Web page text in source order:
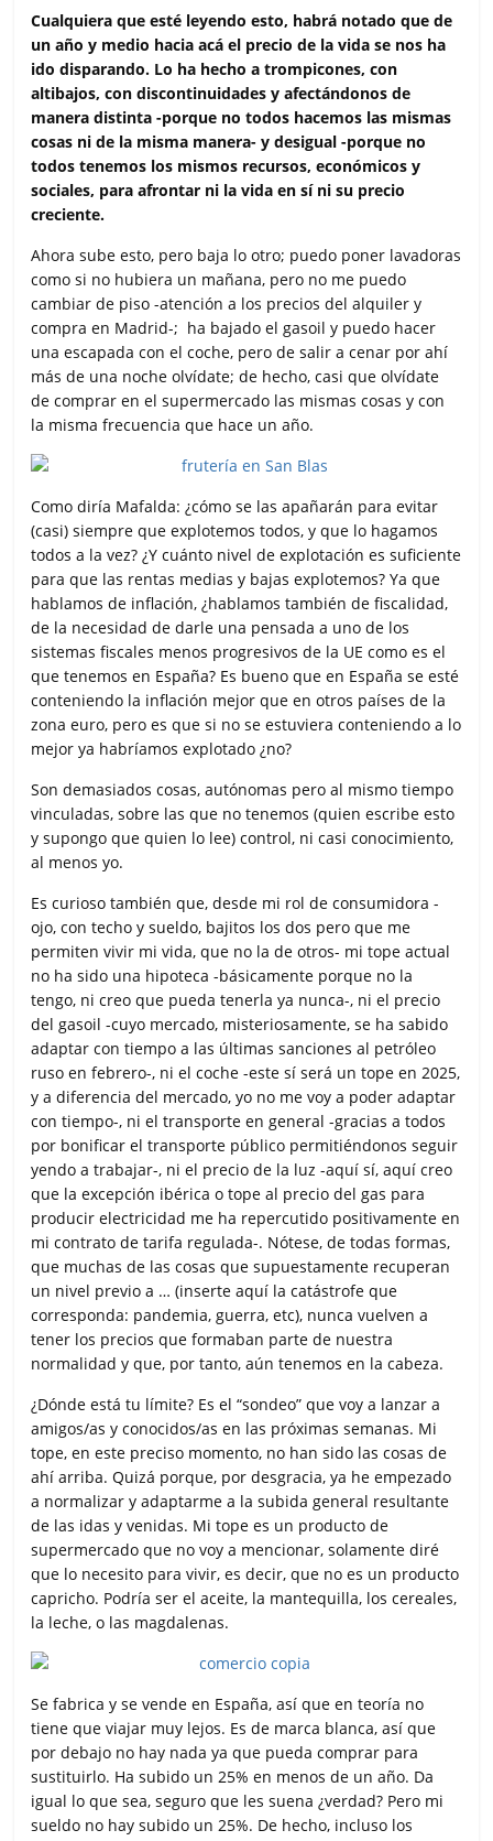
c
e
b
o
k
i
t
t
e
r
a
t
s
A
p
p
a
m
p
a
r
i
r
Cualquiera que esté leyendo esto, habrá notado que de
un año y medio hacia acá el precio de la vida se nos ha
ido disparando. Lo ha hecho a trompicones, con
altibajos, con discontinuidades y afectándonos de
manera distinta -porque no todos hacemos las mismas
cosas ni de la misma manera- y desigual -porque no
todos tenemos los mismos recursos, económicos y
sociales, para afrontar ni la vida en sí ni su precio
creciente.
Ahora sube esto, pero baja lo otro; puedo poner lavadoras
como si no hubiera un mañana, pero no me puedo
cambiar de piso -atención a los precios del alquiler y
compra en Madrid-; ha bajado el gasoil y puedo hacer
una escapada con el coche, pero de salir a cenar por ahí
más de una noche olvídate; de hecho, casi que olvídate
de comprar en el supermercado las mismas cosas y con
la misma frecuencia que hace un año.
Como diría Mafalda: ¿cómo se las apañarán para evitar
(casi) siempre que explotemos todos, y que lo hagamos
todos a la vez? ¿Y cuánto nivel de explotación es suficiente
para que las rentas medias y bajas explotemos? Ya que
hablamos de inflación, ¿hablamos también de fiscalidad,
de la necesidad de darle una pensada a uno de los
sistemas fiscales menos progresivos de la UE como es el
que tenemos en España? Es bueno que en España se esté
conteniendo la inflación mejor que en otros países de la
zona euro, pero es que si no se estuviera conteniendo a lo
mejor ya habríamos explotado ¿no?
Son demasiados cosas, autónomas pero al mismo tiempo
vinculadas, sobre las que no tenemos (quien escribe esto
y supongo que quien lo lee) control, ni casi conocimiento,
al menos yo.
Es curioso también que, desde mi rol de consumidora -
ojo, con techo y sueldo, bajitos los dos pero que me
permiten vivir mi vida, que no la de otros- mi tope actual
no ha sido una hipoteca -básicamente porque no la
tengo, ni creo que pueda tenerla ya nunca-, ni el precio
del gasoil -cuyo mercado, misteriosamente, se ha sabido
adaptar con tiempo a las últimas sanciones al petróleo
ruso en febrero-, ni el coche -este sí será un tope en 2025,
y a diferencia del mercado, yo no me voy a poder adaptar
con tiempo-, ni el transporte en general -gracias a todos
por bonificar el transporte público permitiéndonos seguir
yendo a trabajar-, ni el precio de la luz -aquí sí, aquí creo
que la excepción ibérica o tope al precio del gas para
producir electricidad me ha repercutido positivamente en
mi contrato de tarifa regulada-. Nótese, de todas formas,
que muchas de las cosas que supuestamente recuperan
un nivel previo a … (inserte aquí la catástrofe que
corresponda: pandemia, guerra, etc), nunca vuelven a
tener los precios que formaban parte de nuestra
normalidad y que, por tanto, aún tenemos en la cabeza.
¿Dónde está tu límite? Es el “sondeo” que voy a lanzar a
amigos/as y conocidos/as en las próximas semanas. Mi
tope, en este preciso momento, no han sido las cosas de
ahí arriba. Quizá porque, por desgracia, ya he empezado
a normalizar y adaptarme a la subida general resultante
de las idas y venidas. Mi tope es un producto de
supermercado que no voy a mencionar, solamente diré
que lo necesito para vivir, es decir, que no es un producto
capricho. Podría ser el aceite, la mantequilla, los cereales,
la leche, o las magdalenas.
Se fabrica y se vende en España, así que en teoría no
tiene que viajar muy lejos. Es de marca blanca, así que
por debajo no hay nada ya que pueda comprar para
sustituirlo. Ha subido un 25% en menos de un año. Da
igual lo que sea, seguro que les suena ¿verdad? Pero mi
sueldo no hay subido un 25%. De hecho, incluso los